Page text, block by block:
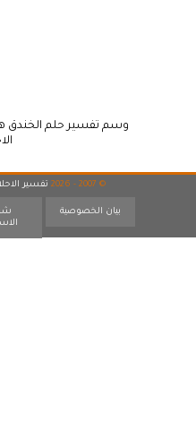
وسم تفسير حلم الخندق
© 2007 - 2026 تفسير
بيان الخصوصية